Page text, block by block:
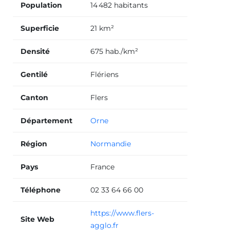
Population 14 482 habitants
Superficie 21 km²
Densité 675 hab./km²
Gentilé Flériens
Canton Flers
Département Orne
Région Normandie
Pays France
Téléphone 02 33 64 66 00
Site Web
https://www.flers-
agglo.fr